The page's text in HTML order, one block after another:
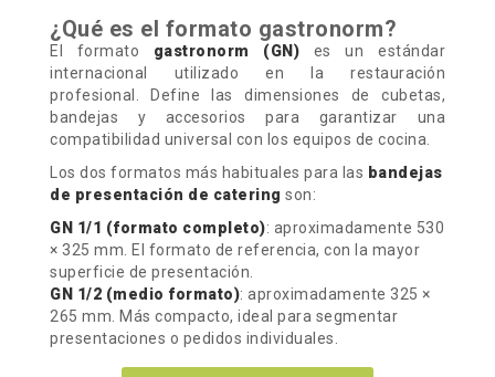
¿Qué es el formato gastronorm?
El formato gastronorm (GN) es un estándar
internacional utilizado en la restauración
profesional. Define las dimensiones de cubetas,
bandejas y accesorios para garantizar una
compatibilidad universal con los equipos de cocina.
Los dos formatos más habituales para las bandejas
de presentación de catering son:
GN 1/1 (formato completo): aproximadamente 530
× 325 mm. El formato de referencia, con la mayor
superficie de presentación.
GN 1/2 (medio formato): aproximadamente 325 ×
265 mm. Más compacto, ideal para segmentar
presentaciones o pedidos individuales.